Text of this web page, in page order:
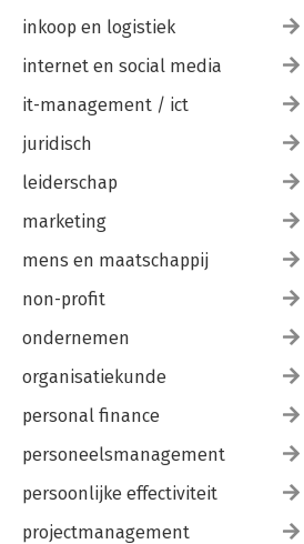
inkoop en logistiek
internet en social media
it-management / ict
juridisch
leiderschap
marketing
mens en maatschappij
non-profit
ondernemen
organisatiekunde
personal finance
personeelsmanagement
persoonlijke effectiviteit
projectmanagement